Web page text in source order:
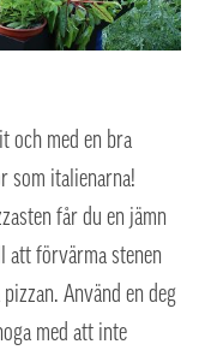
och med en bra
som italienarna!
får du en jämn
att förvärma stenen
Använd en deg
med att inte